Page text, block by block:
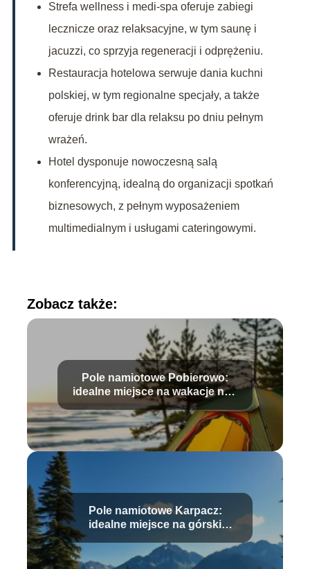
Strefa wellness i medi-spa oferuje zabiegi
lecznicze oraz relaksacyjne, w tym saunę i
jacuzzi, co sprzyja regeneracji i odprężeniu.
Restauracja hotelowa serwuje dania kuchni
polskiej, w tym regionalne specjały, a także
oferuje drink bar dla relaksu po dniu pełnym
wrażeń.
Hotel dysponuje nowoczesną salą
konferencyjną, idealną do organizacji spotkań
biznesowych, z pełnym wyposażeniem
multimedialnym i usługami cateringowymi.
Zobacz także:
Pole namiotowe Pobierowo:
idealne miejsce na wakacje nad
morzem
Pole namiotowe Karpacz:
idealne miejsce na górski